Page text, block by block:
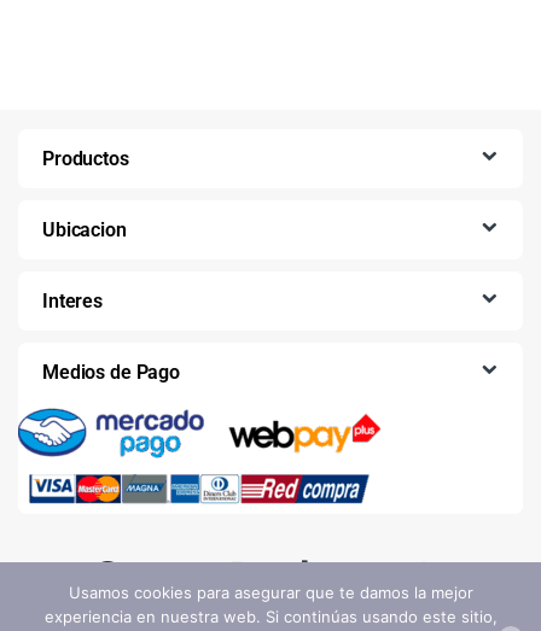
Productos
Ubicacion
Interes
Medios de Pago
Usamos cookies para asegurar que te damos la mejor
experiencia en nuestra web. Si continúas usando este sitio,